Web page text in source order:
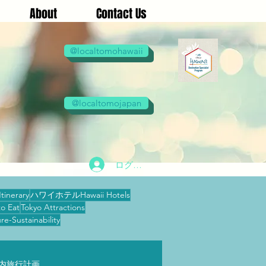
@localtomohawaii
@localtomojapan
About Contact Us
ログイン
ハワイホテルHawaii Hotels
EatTokyo Attractions
Sustainability